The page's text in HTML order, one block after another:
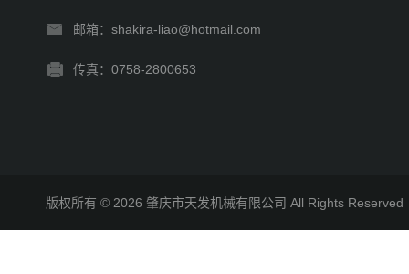
邮箱：shakira-liao@hotmail.com
传真：0758-2800653
版权所有 © 2026 肇庆市天发机械有限公司 All Rights